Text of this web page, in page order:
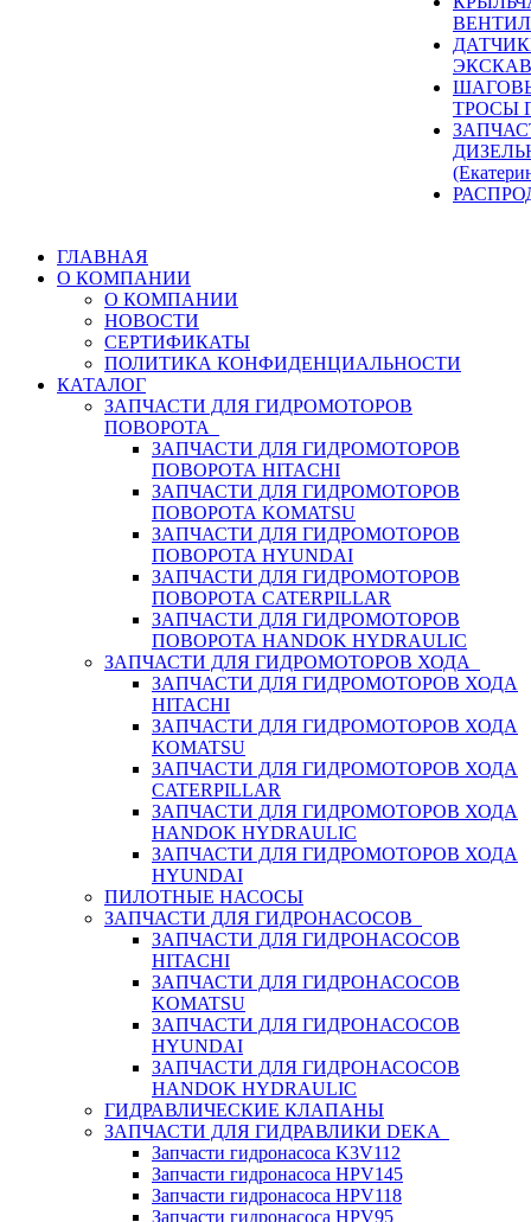
ТРОСЫ
ГЛАВНАЯ
О КОМПАНИИ
О КОМПАНИИ
НОВОСТИ
СЕРТИФИКАТЫ
ПОЛИТИКА КОНФИДЕНЦИАЛЬНОСТИ
КАТАЛОГ
ЗАПЧАСТИ ДЛЯ ГИДРОМОТОРОВ
ПОВОРОТА
ЗАПЧАСТИ ДЛЯ ГИДРОМОТОРОВ
ПОВОРОТА HITACHI
ЗАПЧАСТИ ДЛЯ ГИДРОМОТОРОВ
ПОВОРОТА KOMATSU
ЗАПЧАСТИ ДЛЯ ГИДРОМОТОРОВ
ПОВОРОТА HYUNDAI
ЗАПЧАСТИ ДЛЯ ГИДРОМОТОРОВ
ПОВОРОТА CATERPILLAR
ЗАПЧАСТИ ДЛЯ ГИДРОМОТОРОВ
ПОВОРОТА HANDOK HYDRAULIC
ЗАПЧАСТИ ДЛЯ ГИДРОМОТОРОВ ХОДА
ЗАПЧАСТИ ДЛЯ ГИДРОМОТОРОВ ХОДА
HITACHI
ЗАПЧАСТИ ДЛЯ ГИДРОМОТОРОВ ХОДА
KOMATSU
ЗАПЧАСТИ ДЛЯ ГИДРОМОТОРОВ ХОДА
CATERPILLAR
ЗАПЧАСТИ ДЛЯ ГИДРОМОТОРОВ ХОДА
HANDOK HYDRAULIC
ЗАПЧАСТИ ДЛЯ ГИДРОМОТОРОВ ХОДА
HYUNDAI
ПИЛОТНЫЕ НАСОСЫ
ЗАПЧАСТИ ДЛЯ ГИДРОНАСОСОВ
ЗАПЧАСТИ ДЛЯ ГИДРОНАСОСОВ
HITACHI
ЗАПЧАСТИ ДЛЯ ГИДРОНАСОСОВ
KOMATSU
ЗАПЧАСТИ ДЛЯ ГИДРОНАСОСОВ
HYUNDAI
ЗАПЧАСТИ ДЛЯ ГИДРОНАСОСОВ
HANDOK HYDRAULIC
ГИДРАВЛИЧЕСКИЕ КЛАПАНЫ
ЗАПЧАСТИ ДЛЯ ГИДРАВЛИКИ DEKA
Запчасти гидронасоса K3V112
Запчасти гидронасоса HPV145
Запчасти гидронасоса HPV118
Запчасти гидронасоса HPV95